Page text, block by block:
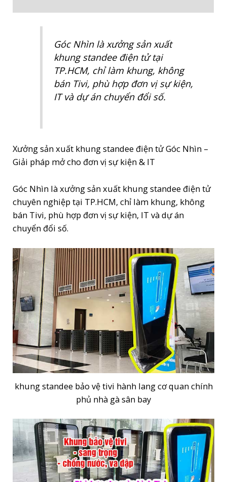
IT
quantity
Góc Nhìn là xưởng sản xuất
khung standee điện tử tại
TP.HCM, chỉ làm khung, không
bán Tivi, phù hợp đơn vị sự kiện,
IT và dự án chuyển đổi số.
Xưởng sản xuất khung standee điện tử Góc Nhìn –
Giải pháp mở cho đơn vị sự kiện & IT
Góc Nhìn là xưởng sản xuất khung standee điện tử
chuyên nghiệp tại TP.HCM, chỉ làm khung, không
bán Tivi, phù hợp đơn vị sự kiện, IT và dự án
chuyển đổi số.
khung standee bảo vệ tivi hành lang cơ quan chính
phủ nhà gà sân bay